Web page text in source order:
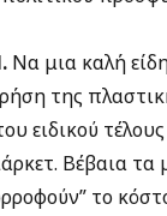
Να μια καλή
της
ειδικού
Βέβαια τα
το